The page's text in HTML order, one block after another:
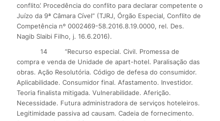
conflito’. Procedência do conflito para declarar competente o
Juízo da 9ª Câmara Cível” (TJRJ, Órgão Especial, Conflito de
Competência nº 0002469-58.2016.8.19.0000, rel. Des.
Nagib Slaibi Filho, j. 16.6.2016).
14
“Recurso especial. Civil. Promessa de
compra e venda de Unidade de apart-hotel. Paralisação das
obras. Ação Resolutória. Código de defesa do consumidor.
Aplicabilidade. Consumidor final. Afastamento. Investidor.
Teoria finalista mitigada. Vulnerabilidade. Aferição.
Necessidade. Futura administradora de serviços hoteleiros.
Legitimidade passiva ad causam. Cadeia de fornecimento.